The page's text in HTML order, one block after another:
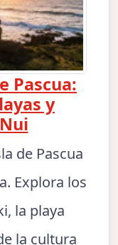
Pascua:
y
de Pascua
Explora los
la playa
la cultura